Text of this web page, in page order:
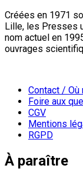
Créées en 1971
Lille, les Presses
nom actuel en
ouvrages
Contact / Où
Foire aux
CGV
Mentions
RGPD
À paraître